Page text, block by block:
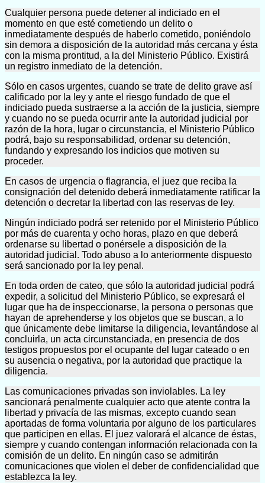
Cualquier persona puede detener al indiciado en el
momento en que esté cometiendo un delito o
inmediatamente después de haberlo cometido, poniéndolo
sin demora a disposición de la autoridad más cercana y ésta
con la misma prontitud, a la del Ministerio Público. Existirá
un registro inmediato de la detención.
Sólo en casos urgentes, cuando se trate de delito grave así
calificado por la ley y ante el riesgo fundado de que el
indiciado pueda sustraerse a la acción de la justicia, siempre
y cuando no se pueda ocurrir ante la autoridad judicial por
razón de la hora, lugar o circunstancia, el Ministerio Público
podrá, bajo su responsabilidad, ordenar su detención,
fundando y expresando los indicios que motiven su
proceder.
En casos de urgencia o flagrancia, el juez que reciba la
consignación del detenido deberá inmediatamente ratificar la
detención o decretar la libertad con las reservas de ley.
Ningún indiciado podrá ser retenido por el Ministerio Público
por más de cuarenta y ocho horas, plazo en que deberá
ordenarse su libertad o ponérsele a disposición de la
autoridad judicial. Todo abuso a lo anteriormente dispuesto
será sancionado por la ley penal.
En toda orden de cateo, que sólo la autoridad judicial podrá
expedir, a solicitud del Ministerio Público, se expresará el
lugar que ha de inspeccionarse, la persona o personas que
hayan de aprehenderse y los objetos que se buscan, a lo
que únicamente debe limitarse la diligencia, levantándose al
concluirla, un acta circunstanciada, en presencia de dos
testigos propuestos por el ocupante del lugar cateado o en
su ausencia o negativa, por la autoridad que practique la
diligencia.
Las comunicaciones privadas son inviolables. La ley
sancionará penalmente cualquier acto que atente contra la
libertad y privacía de las mismas, excepto cuando sean
aportadas de forma voluntaria por alguno de los particulares
que participen en ellas. El juez valorará el alcance de éstas,
siempre y cuando contengan información relacionada con la
comisión de un delito. En ningún caso se admitirán
comunicaciones que violen el deber de confidencialidad que
establezca la ley.